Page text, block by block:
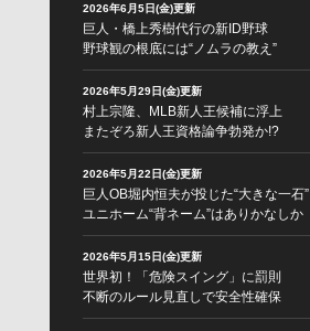
2026年6月5日(金)更新
巨人・橋上秀樹代行の新ID野球
野球観の根底には“ノムラの教え”
2026年5月29日(金)更新
村上宗隆、MLB新人王候補に浮上
またぞろ新人王資格論争勃発か!?
2026年5月22日(金)更新
巨人OB堀内恒夫が投じた“大きな一石”
ユニホーム“背ネーム”はありかなしか
2026年5月15日(金)更新
世界初！「危険スイング」に罰則
不断のルール見直しで安全性確保